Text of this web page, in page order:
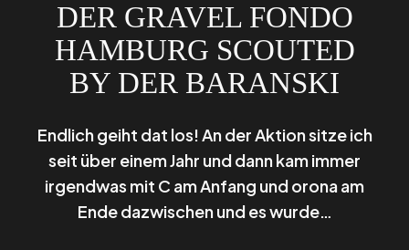
DER GRAVEL FONDO
HAMBURG SCOUTED
BY DER BARANSKI
Endlich geiht dat los! An der Aktion sitze ich
seit über einem Jahr und dann kam immer
irgendwas mit C am Anfang und orona am
Ende dazwischen und es wurde…